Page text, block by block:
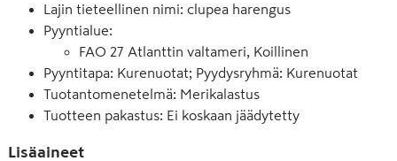
Lajin tieteellinen nimi: clupea harengus
Pyyntialue:
FAO 27 Atlanttin valtameri, Koillinen
Pyyntitapa: Kurenuotat; Pyydysryhmä: Kurenuotat
Tuotantomenetelmä: Merikalastus
Tuotteen pakastus: Ei koskaan jäädytetty
Lisäaineet